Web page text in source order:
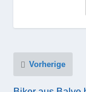
Vorherige